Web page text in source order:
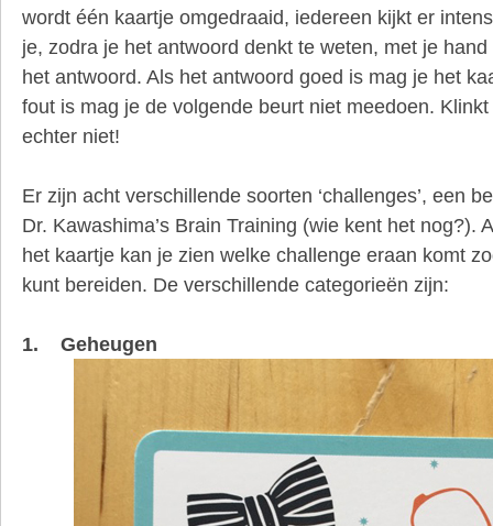
wordt één kaartje omgedraaid, iedereen kijkt er
je, zodra je het antwoord denkt te weten, met je
het antwoord. Als het antwoord goed is mag je het
fout is mag je de volgende beurt niet meedoen.
echter niet!
Er zijn acht verschillende soorten ‘challenges’, een
Dr. Kawashima’s Brain Training (wie kent het nog?).
het kaartje kan je zien welke challenge eraan komt
kunt bereiden. De verschillende categorieën zijn:
1. Geheugen